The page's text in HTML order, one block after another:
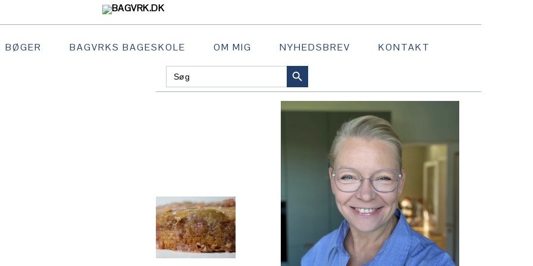
BØGER BAGVRKS BAGESKOLE OM MIG NYHEDSBREV KONTAKT
Search
for:
SEARCH BUTTON
PRIMÆR
SIDEBAR